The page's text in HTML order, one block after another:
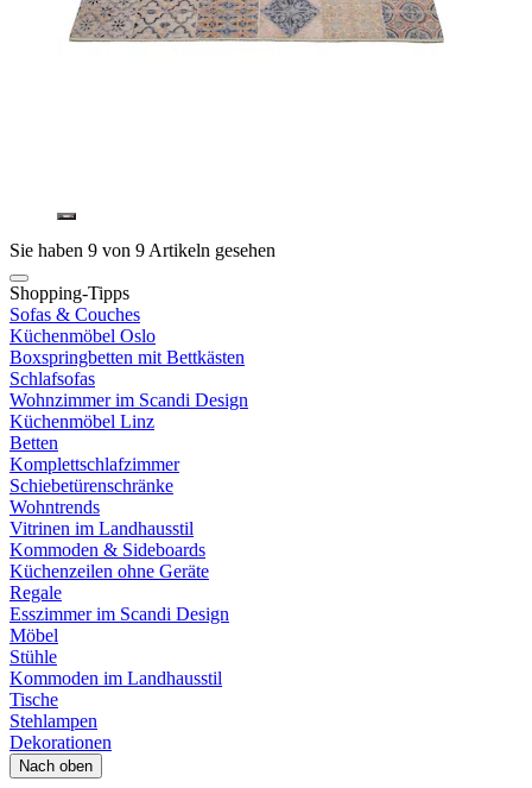
Sie haben 9 von 9 Artikeln gesehen
Shopping-Tipps
Sofas & Couches
Küchenmöbel Oslo
Boxspringbetten mit Bettkästen
Schlafsofas
Wohnzimmer im Scandi Design
Küchenmöbel Linz
Betten
Komplettschlafzimmer
Schiebetürenschränke
Wohntrends
Vitrinen im Landhausstil
Kommoden & Sideboards
Küchenzeilen ohne Geräte
Regale
Esszimmer im Scandi Design
Möbel
Stühle
Kommoden im Landhausstil
Tische
Stehlampen
Dekorationen
Nach oben